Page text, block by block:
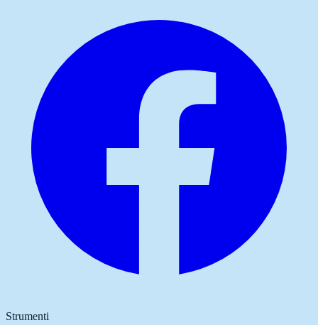
Strumenti